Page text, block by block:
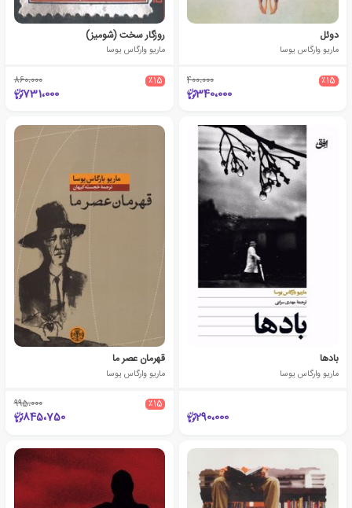
دوئل
ماریو وارگاس یوسا
٪15 400،000
340،000
روزگار سخت (شومیز)
ماریو وارگاس یوسا
٪15 860،000
731،000
بادها
ماریو وارگاس یوسا
290،000
قهرمان عصر ما
ماریو وارگاس یوسا
٪15 995،000
845،750